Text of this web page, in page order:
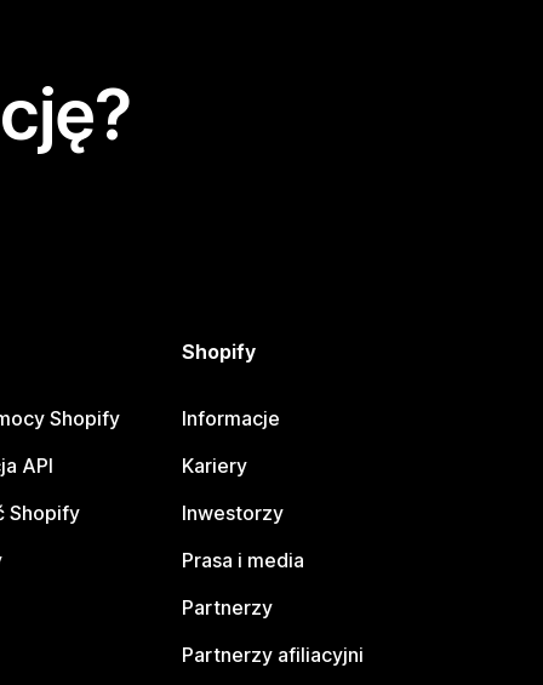
Shopify
API
Shopify
Shopify
Informacje
Kariery
Inwestorzy
Prasa i media
Partnerzy
Partnerzy afiliacyjni